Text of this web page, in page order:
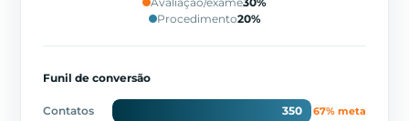
Procedimento20%
Funil de conversão
Contatos 350 67% meta